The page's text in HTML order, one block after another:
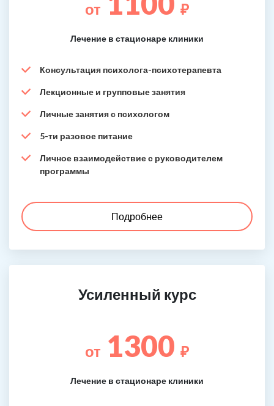
от ₽
Лечение в стационаре клиники
Консультация психолога-психотерапевта
Лекционные и групповые занятия
Личные занятия с психологом
5-ти разовое питание
Личное взаимодействие с руководителем
программы
Подробнее
Усиленный курс
от 1300 ₽
Лечение в стационаре клиники